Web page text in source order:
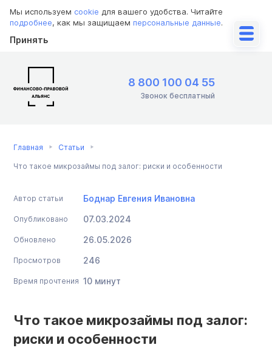
Мы используем cookie для вашего удобства. Читайте
подробнее, как мы защищаем персональные данные.
Принять
8 800 100 04 55
Звонок бесплатный
Главная Статьи
Что такое микрозаймы под залог: риски и особенности
Автор статьи Боднар Евгения Ивановна
Опубликовано 07.03.2024
Обновлено 26.05.2026
Просмотров 246
Время прочтения 10 минут
Что такое микрозаймы под залог:
риски и особенности